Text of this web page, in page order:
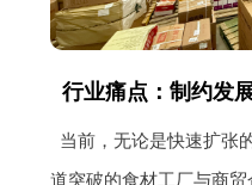
行业痛点：制约发
当前，无论是快速扩张
道突破的食材工厂与商